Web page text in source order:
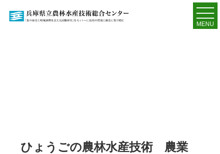
MENU
ひょうごの農林水産技術 農業